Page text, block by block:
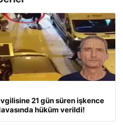
21 gün süren işkence
hüküm verildi!